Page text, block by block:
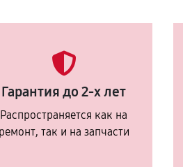
Гарантия до 2-х лет
Распространяется как на
ремонт, так и на запчасти